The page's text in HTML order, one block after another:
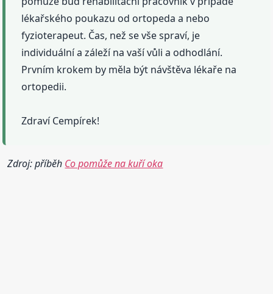
lékařského poukazu od ortopeda a nebo
fyzioterapeut. Čas, než se vše spraví, je
individuální a záleží na vaší vůli a odhodlání.
Prvním krokem by měla být návštěva lékaře na
ortopedii.
Zdraví Cempírek!
Zdroj: příběh Co pomůže na kuří oka